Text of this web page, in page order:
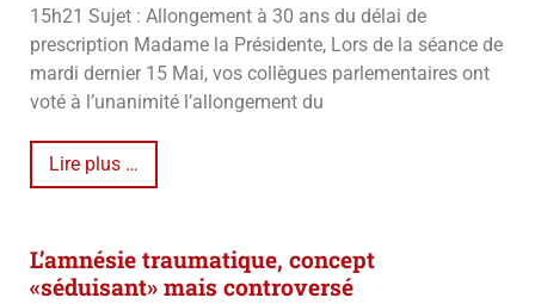
15h21 Sujet : Allongement à 30 ans du délai de
prescription Madame la Présidente, Lors de la séance de
mardi dernier 15 Mai, vos collègues parlementaires ont
voté à l’unanimité l’allongement du
Lire plus …
L’amnésie traumatique, concept
«séduisant» mais controversé